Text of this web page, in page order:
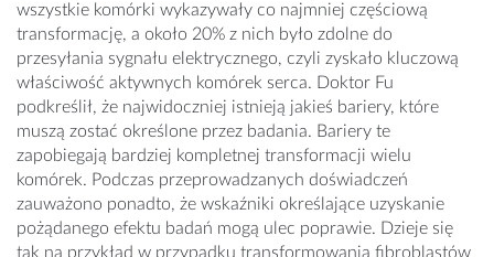
wszystkie komórki wykazywały co najmniej częściową
transformację, a około 20% z nich było zdolne do
przesyłania sygnału elektrycznego, czyli zyskało kluczową
właściwość aktywnych komórek serca. Doktor Fu
podkreślił, że najwidoczniej istnieją jakieś bariery, które
muszą zostać określone przez badania. Bariery te
zapobiegają bardziej kompletnej transformacji wielu
komórek. Podczas przeprowadzanych doświadczeń
zauważono ponadto, że wskaźniki określające uzyskanie
pożądanego efektu badań mogą ulec poprawie. Dzieje się
tak na przykład w przypadku transformowania fibroblastów